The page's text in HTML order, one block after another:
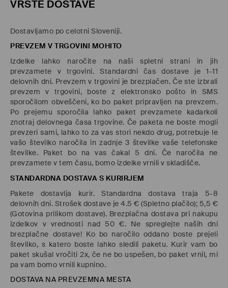
VRSTE DOSTAVE
Dostavljamo po celotni Sloveniji.
PREVZEM V TRGOVINI MOHITO
Izdelke lahko naročite na naši spletni strani in jih
prevzamete v trgovini.Standardni čas dostave je 1-11
delovnih dni. Prevzem v trgovini je brezplačen. Če ste izbrali
prevzem v trgovini, boste z elektronsko pošto in SMS
sporočilom obveščeni, ko bo paket pripravljen na prevzem.
Po prejemu sporočila lahko paket prevzamete kadarkoli
znotraj delovnega časa trgovine. Če paketa ne boste mogli
prevzeri sami, lahko to za vas stori nekdo drug, potrebuje le
vašo številko naročila in zadnje 3 številke vaše telefonske
številke. Paket bo na vas čakal 5 dni. Če naročila ne
prevzamete v tem času, bomo izdelke vrnili v skladišče.
STANDARDNA DOSTAVA S KURIRJEM
Pakete dostavlja kurir. Standardna dostava traja 5-8
delovnih dni. Strošek dostave je 4.5 € (Spletno plačilo); 5,5 €
(Gotovina prilikom dostave). Brezplačna dostava pri nakupu
izdelkov v vrednosti nad 50 €. Ne spreglejte naših dni
brezplačne dostave! Ko bo naročilo oddano boste prejeli
številko, s katero boste lahko sledili paketu. Kurir vam bo
paket skušal vročiti 2x, če ne bo uspešen, bo paket vrnil, mi
pa vam bomo vrnili kupnino.
DOSTAVA NA PREVZEMNA MESTA